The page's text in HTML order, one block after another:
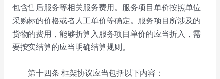
包含售后服务等相关服务费用。服务项目单价按照单位
采购标的价格或者人工单价等确定。服务项目所涉及的
货物的费用，能够折算入服务项目单价的应当折入，需
要按实结算的应当明确结算规则。
第十四条 框架协议应当包括以下内容：